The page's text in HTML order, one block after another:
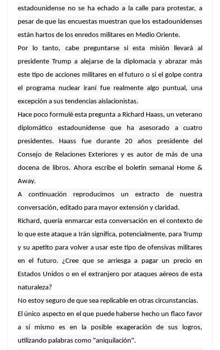
estadounidense no se ha echado a la calle para protestar, a
pesar de que las encuestas muestran que los estadounidenses
están hartos de los enredos militares en Medio Oriente.
Por lo tanto, cabe preguntarse si esta misión llevará al
presidente Trump a alejarse de la diplomacia y abrazar más
este tipo de acciones militares en el futuro o si el golpe contra
el programa nuclear iraní fue realmente algo puntual, una
excepción a sus tendencias aislacionistas.
Hace poco formulé esta pregunta a Richard Haass, un veterano
diplomático estadounidense que ha asesorado a cuatro
presidentes. Haass fue durante 20 años presidente del
Consejo de Relaciones Exteriores y es autor de más de una
docena de libros. Ahora escribe el boletín semanal Home &
Away.
A continuación reproducimos un extracto de nuestra
conversación, editado para mayor extensión y claridad.
Richard, quería enmarcar esta conversación en el contexto de
lo que este ataque a Irán significa, potencialmente, para Trump
y su apetito para volver a usar este tipo de ofensivas militares
en el futuro. ¿Cree que se arriesga a pagar un precio en
Estados Unidos o en el extranjero por ataques aéreos de esta
naturaleza?
No estoy seguro de que sea replicable en otras circunstancias.
El único aspecto en el que puede haberse hecho un flaco favor
a sí mismo es en la posible exageración de sus logros,
utilizando palabras como "aniquilación".